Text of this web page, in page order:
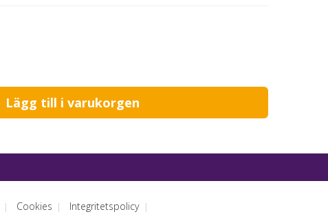
| Cookies | Integritetspolicy |